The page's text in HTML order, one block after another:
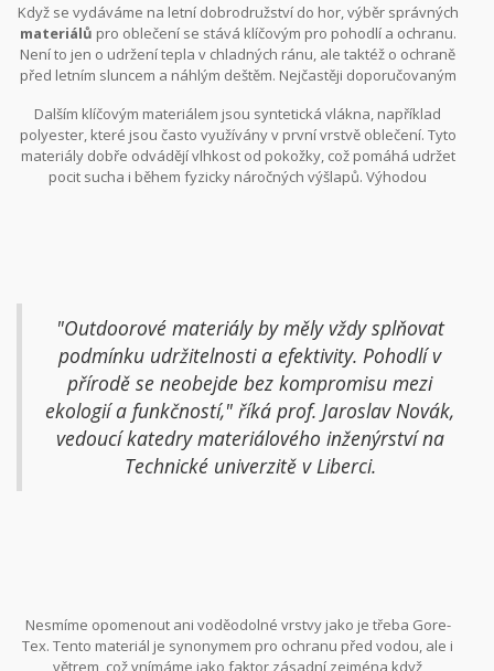
Když se vydáváme na letní dobrodružství do hor, výběr správných
materiálů pro oblečení se stává klíčovým pro pohodlí a ochranu.
Není to jen o udržení tepla v chladných ránu, ale taktéž o ochraně
před letním sluncem a náhlým deštěm. Nejčastěji doporučovaným
teplotu těla jak v teple, tak v chladu. Navíc vyniká vlastnostmi jako
je přirozená antibakteriální ochrana, což znamená méně potu a
zápachu. Z dlouhodobého hlediska jde o investici, na kterou si
mnozí turisté nemohou stěžovat, jelikož se jejich pohodlí a
Dalším klíčovým materiálem jsou syntetická vlákna, například
polyester, které jsou často využívány v první vrstvě oblečení. Tyto
materiály dobře odvádějí vlhkost od pokožky, což pomáhá udržet
pocit sucha i během fyzicky náročných výšlapů. Výhodou
"Outdoorové materiály by měly vždy splňovat
podmínku udržitelnosti a efektivity. Pohodlí v
přírodě se neobejde bez kompromisu mezi
ekologií a funkčností," říká prof. Jaroslav Novák,
vedoucí katedry materiálového inženýrství na
Technické univerzitě v Liberci.
Nesmíme opomenout ani voděodolné vrstvy jako je třeba Gore-
Tex. Tento materiál je synonymem pro ochranu před vodou, ale i
větrem, což vnímáme jako faktor zásadní zejména když